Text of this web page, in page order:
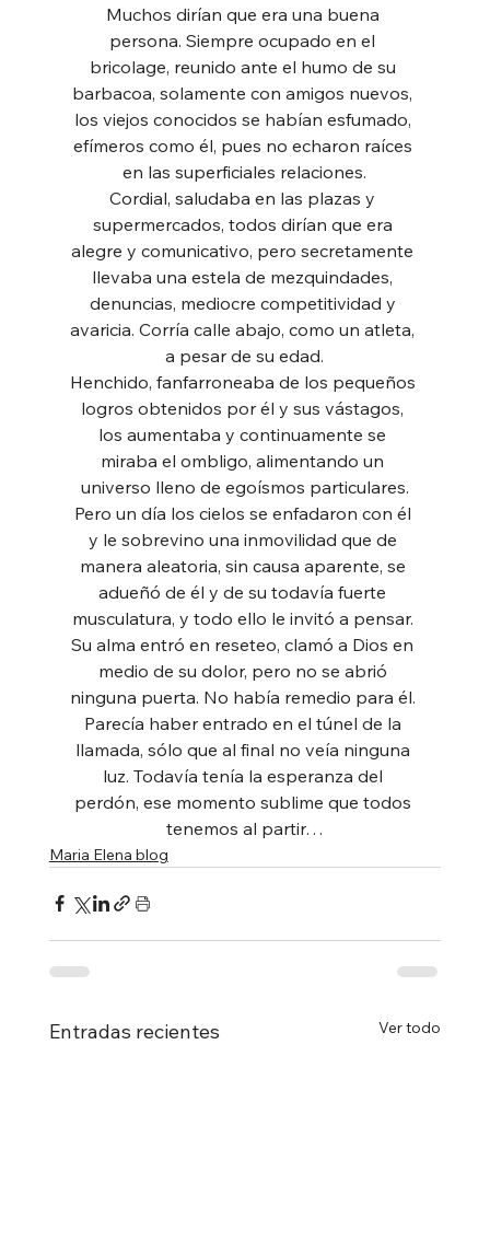
Muchos dirían que era una buena
persona. Siempre ocupado en el
bricolage, reunido ante el humo de su
barbacoa, solamente con amigos nuevos,
los viejos conocidos se habían esfumado,
efímeros como él, pues no echaron raíces
en las superficiales relaciones.
Cordial, saludaba en las plazas y
supermercados, todos dirían que era
alegre y comunicativo, pero secretamente
llevaba una estela de mezquindades,
denuncias, mediocre competitividad y
avaricia. Corría calle abajo, como un atleta,
a pesar de su edad.
Henchido, fanfarroneaba de los pequeños
logros obtenidos por él y sus vástagos,
los aumentaba y continuamente se
miraba el ombligo, alimentando un
universo lleno de egoísmos particulares.
Pero un día los cielos se enfadaron con él
y le sobrevino una inmovilidad que de
manera aleatoria, sin causa aparente, se
adueñó de él y de su todavía fuerte
musculatura, y todo ello le invitó a pensar.
Su alma entró en reseteo, clamó a Dios en
medio de su dolor, pero no se abrió
ninguna puerta. No había remedio para él.
Parecía haber entrado en el túnel de la
llamada, sólo que al final no veía ninguna
luz. Todavía tenía la esperanza del
perdón, ese momento sublime que todos
tenemos al partir…
Maria Elena blog
Entradas recientes Ver todo